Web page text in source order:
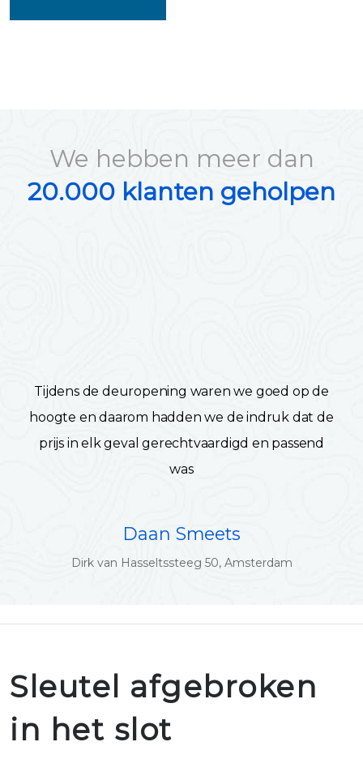
We hebben meer dan
20.000 klanten geholpen
Tijdens de deuropening waren we goed op de
hoogte en daarom hadden we de indruk dat de
prijs in elk geval gerechtvaardigd en passend
was
Daan Smeets
Dirk van Hasseltssteeg 50, Amsterdam
Sleutel afgebroken
in het slot